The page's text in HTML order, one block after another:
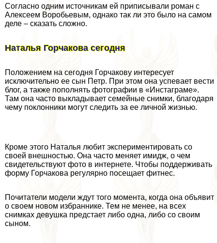
Согласно одним источникам ей приписывали роман с
Алексеем Воробьевым, однако так ли это было на самом
деле – сказать сложно.
Наталья Горчакова сегодня
Положением на сегодня Горчакову интересует
исключительно ее сын Петр. При этом она успевает вести
блог, а также пополнять фотографии в «Инстаграме».
Там она часто выкладывает семейные снимки, благодаря
чему поклонники могут следить за ее личной жизнью.
Кроме этого Наталья любит экспериментировать со
своей внешностью. Она часто меняет имидж, о чем
свидетельствуют фото в интернете. Чтобы поддерживать
форму Горчакова регулярно посещает фитнес.
Почитатели модели ждут того момента, когда она объявит
о своем новом избраннике. Тем не менее, на всех
снимках дeвyшка предстает либо одна, либо со своим
сыном.